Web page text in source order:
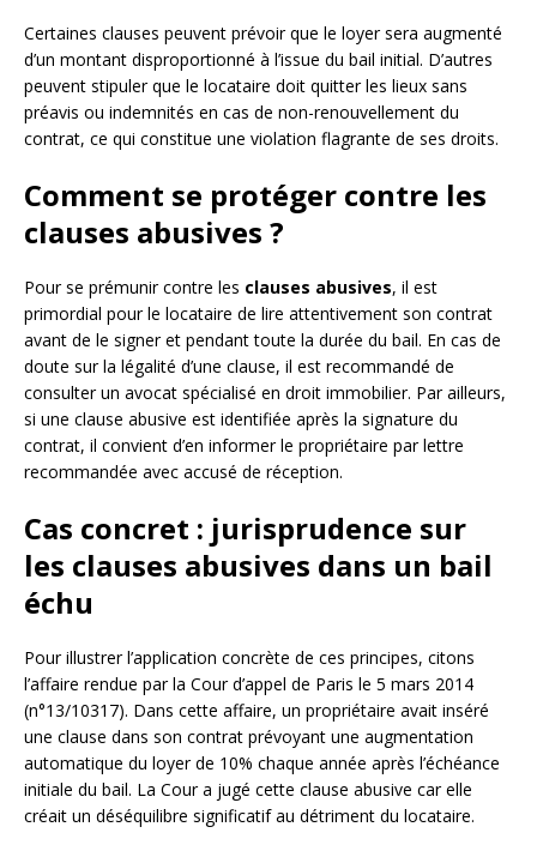
Certaines clauses peuvent prévoir que le loyer sera augmenté
d’un montant disproportionné à l’issue du bail initial. D’autres
peuvent stipuler que le locataire doit quitter les lieux sans
préavis ou indemnités en cas de non-renouvellement du
contrat, ce qui constitue une violation flagrante de ses droits.
Comment se protéger contre les
clauses abusives ?
Pour se prémunir contre les clauses abusives, il est
primordial pour le locataire de lire attentivement son contrat
avant de le signer et pendant toute la durée du bail. En cas de
doute sur la légalité d’une clause, il est recommandé de
consulter un avocat spécialisé en droit immobilier. Par ailleurs,
si une clause abusive est identifiée après la signature du
contrat, il convient d’en informer le propriétaire par lettre
recommandée avec accusé de réception.
Cas concret : jurisprudence sur
les clauses abusives dans un bail
échu
Pour illustrer l’application concrète de ces principes, citons
l’affaire rendue par la Cour d’appel de Paris le 5 mars 2014
(n°13/10317). Dans cette affaire, un propriétaire avait inséré
une clause dans son contrat prévoyant une augmentation
automatique du loyer de 10% chaque année après l’échéance
initiale du bail. La Cour a jugé cette clause abusive car elle
créait un déséquilibre significatif au détriment du locataire.